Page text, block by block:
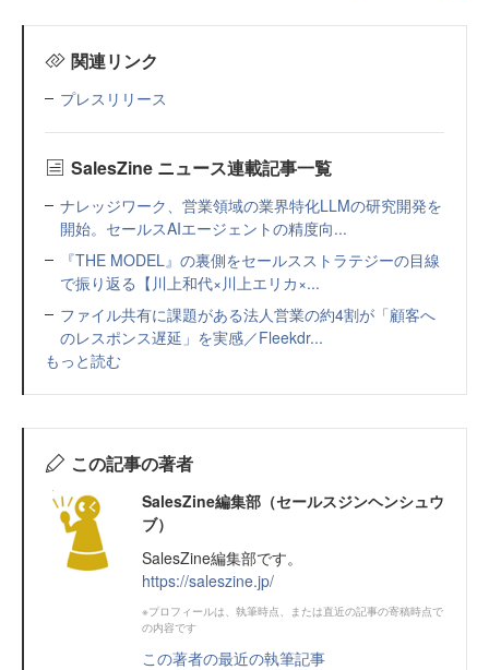
関連リンク
プレスリリース
SalesZine ニュース連載記事一覧
ナレッジワーク、営業領域の業界特化LLMの研究開発を
開始。セールスAIエージェントの精度向...
『THE MODEL』の裏側をセールスストラテジーの目線
で振り返る【川上和代×川上エリカ×...
ファイル共有に課題がある法人営業の約4割が「顧客へ
のレスポンス遅延」を実感／Fleekdr...
もっと読む
この記事の著者
SalesZine編集部（セールスジンヘンシュウ
ブ）
SalesZine編集部です。
https://saleszine.jp/
※プロフィールは、執筆時点、または直近の記事の寄稿時点で
の内容です
この著者の最近の執筆記事